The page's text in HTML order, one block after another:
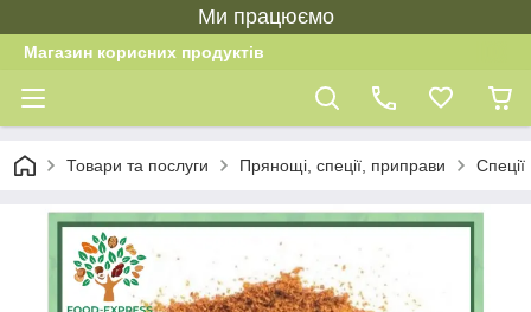
Ми працюємо
Магазин корисних продуктів
Товари та послуги Прянощі, спеції, приправи Спеції